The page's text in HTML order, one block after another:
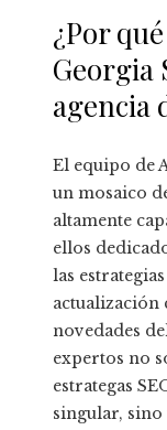
¿Por
Georgia
agencia
El equipo de
un mosaico
altamente
ellos
las
actualización
novedades
expertos no
estrategas
singular,